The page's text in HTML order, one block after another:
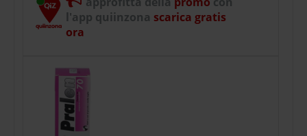
l'app quiinzona scarica gratis
ora